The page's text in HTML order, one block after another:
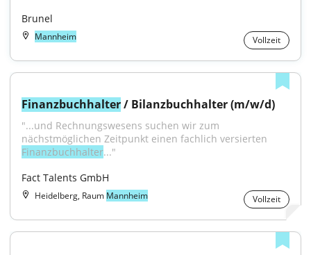
Brunel
Mannheim Vollzeit
Finanzbuchhalter / Bilanzbuchhalter (m/w/d)
"...und Rechnungswesens suchen wir zum
Finanzbuchhalter..."
Fact Talents GmbH
Heidelberg, Raum Mannheim Vollzeit